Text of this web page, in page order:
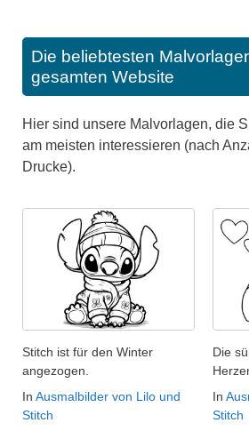
Die beliebtesten
gesamten Website
Hier sind unsere Malvorlagen, die
am meisten interessieren (nach
Drucke).
Stitch ist für den Winter
angezogen.
In Ausmalbilder von Lilo und
Stitch
Die
In
Stitch